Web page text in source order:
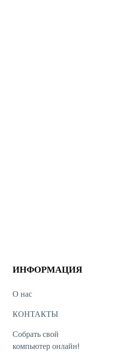
ИНФОРМАЦИЯ
О нас
КОНТАКТЫ
Собрать свой
компьютер онлайн!